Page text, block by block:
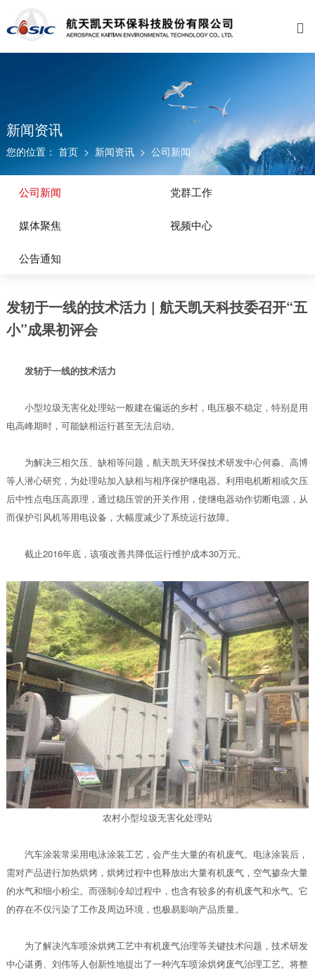
关于我们
发展历程
企业文化
联系我们
业务范围
大气环境治理
固废处理
环境修复
工业园区环保管家
电子废弃物资源化
新闻资讯
媒体聚焦
视频中心
公告通知
招贤纳士

新闻资讯
您的位置： 首页 > 新闻资讯 > 公司新闻
公司新闻 党群工作
媒体聚焦 视频中心
公告通知
发轫于一线的技术活力 | 航天凯天科技委召开“五
小”成果初评会
发轫于一线的技术活力
小型垃圾无害化处理站一般建在偏远的乡村，电压极不稳定，特别是用
电高峰期时，可能缺相运行甚至无法启动。
为解决三相欠压、缺相等问题，航天凯天环保技术研发中心何淼、高博
等人潜心研究，为处理站加入缺相与相序保护继电器。利用电机断相或欠压
后中性点电压高原理，通过稳压管的开关作用，使继电器动作切断电源，从
而保护引风机等用电设备，大幅度减少了系统运行故障。
截止2016年底，该项改善共降低运行维护成本30万元。
农村小型垃圾无害化处理站
汽车涂装常采用电泳涂装工艺，会产生大量的有机废气。电泳涂装后，
需对产品进行加热烘烤，烘烤过程中也释放出大量有机废气，空气掺杂大量
的水气和细小粉尘。而强制冷却过程中，也含有较多的有机废气和水气。它
的存在不仅污染了工作及周边环境，也极易影响产品质量。
为了解决汽车喷涂烘烤工艺中有机废气治理等关键技术问题，技术研发
中心谌勇、刘伟等人创新性地提出了一种汽车喷涂烘烤废气治理工艺。将整